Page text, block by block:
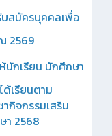
บสมัครบุคคลเพื่อ
2569
ห้นักเรียน นักศึกษา
ด้เรียนตาม
ากิจกรรมเสริม
า 2568